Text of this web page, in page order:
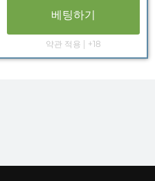
베팅하기
약관 적용 | +18